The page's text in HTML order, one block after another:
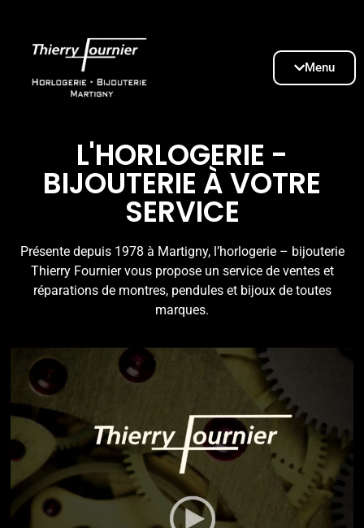
Menu
L'HORLOGERIE -
BIJOUTERIE À VOTRE
SERVICE
Présente depuis 1978 à Martigny, l’horlogerie – bijouterie
Thierry Fournier vous propose un service de ventes et
réparations de montres, pendules et bijoux de toutes
marques.